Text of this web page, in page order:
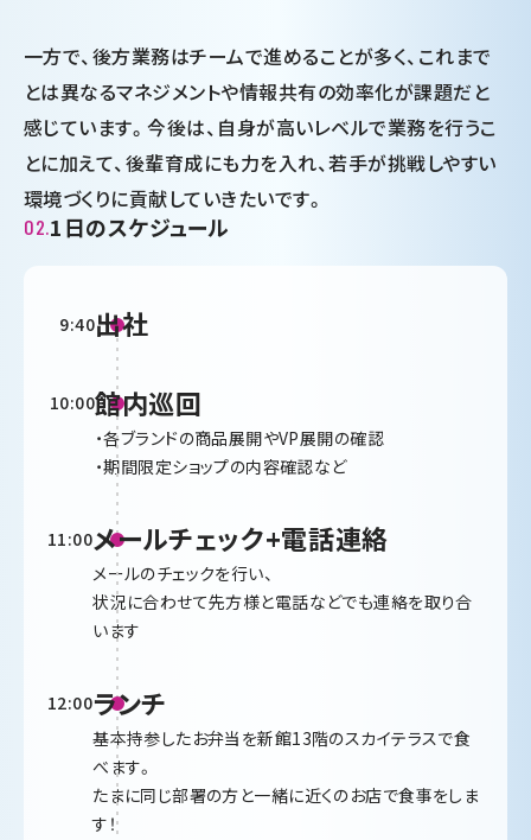
一方で、後方業務はチームで進めることが多く、これまで
とは異なるマネジメントや情報共有の効率化が課題だと
感じています。今後は、自身が高いレベルで業務を行うこ
とに加えて、後輩育成にも力を入れ、若手が挑戦しやすい
環境づくりに貢献していきたいです。
02.1日のスケジュール
9:40出社
10:00館内巡回
・各ブランドの商品展開やVP展開の確認
・期間限定ショップの内容確認など
11:00メールチェック+電話連絡
メールのチェックを行い、
状況に合わせて先方様と電話などでも連絡を取り合
います
12:00ランチ
基本持参したお弁当を新館13階のスカイテラスで食
べます。
たまに同じ部署の方と一緒に近くのお店で食事をしま
す！